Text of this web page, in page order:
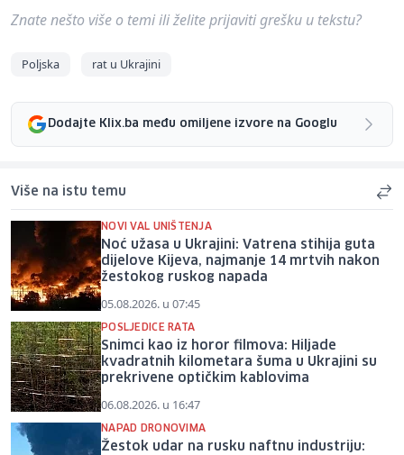
Znate nešto više o temi ili želite prijaviti grešku u tekstu?
Poljska rat u Ukrajini
Dodajte Klix.ba među omiljene izvore na Googlu
Više na istu temu
NOVI VAL UNIŠTENJA
Noć užasa u Ukrajini: Vatrena stihija guta
dijelove Kijeva, najmanje 14 mrtvih nakon
žestokog ruskog napada
05.08.2026. u 07:45
POSLJEDICE RATA
Snimci kao iz horor filmova: Hiljade
kvadratnih kilometara šuma u Ukrajini su
prekrivene optičkim kablovima
06.08.2026. u 16:47
NAPAD DRONOVIMA
Žestok udar na rusku naftnu industriju: